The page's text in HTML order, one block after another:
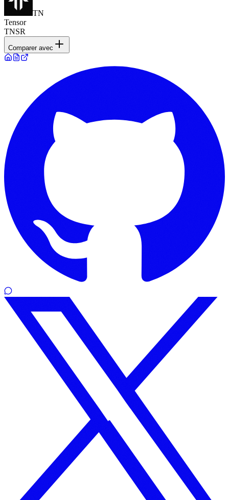
TN
Tensor
TNSR
Comparer avec